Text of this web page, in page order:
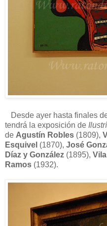
Desde ayer hasta finales
tendrá la exposición de
de Agustín Robles (1809),
Esquivel (1870), José
Díaz y González (1895),
Ramos (1932).